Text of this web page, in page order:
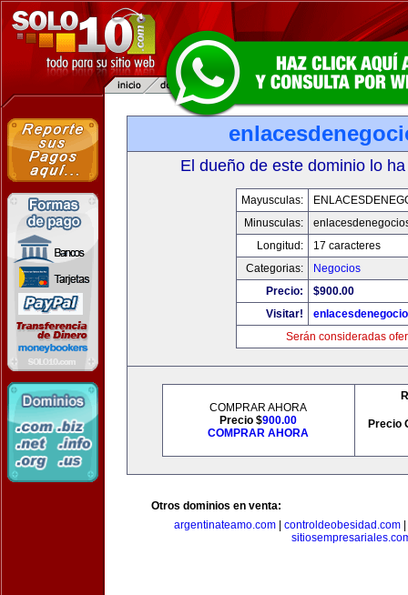
El dueño de este dominio lo
Mayusculas:
Minusculas:
Longitud:
17 caracteres
Categorias:
Negocios
Precio:
$900.00
Visitar!
Serán consideradas
COMPRAR AHORA
Precio $900.00
COMPRAR AHORA
Precio
Otros dominios en venta:
argentinateamo.com| controldeobesidad.com|